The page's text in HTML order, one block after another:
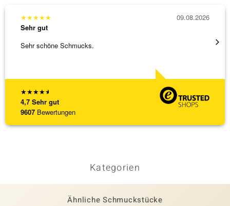
★★★★★
4,7 Sehr gut
9607 Bewertungen
★★★★★
Sehr gut
Sehr schöne Schmucks.
09.08.2026
Kategorien
Ähnliche Schmuckstücke